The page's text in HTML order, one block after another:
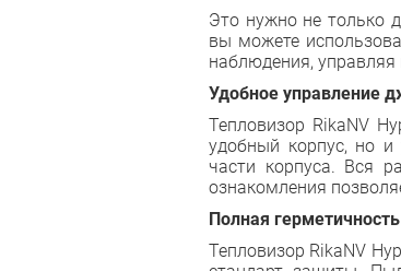
Это нужно не только
вы можете
наблюдения,
Удобное управление
Тепловизор RikaNV
удобный корпус, но и
части корпуса. Вся
ознакомления
Полная герметичность
Тепловизор RikaNV